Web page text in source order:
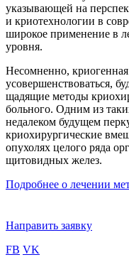
указывающей на
и криотехнологии в
широкое применение в
уровня.
Несомненно,
усовершенствоваться,
щадящие методы
больного. Одним из
недалеком будущем
криохирургические
опухолях целого ряда
щитовидных желез.
Подробнее о лечении
Направить заявку
FB VK